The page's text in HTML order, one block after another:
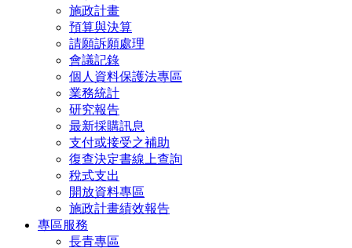
施政計畫
預算與決算
請願訴願處理
會議記錄
個人資料保護法專區
業務統計
研究報告
最新採購訊息
支付或接受之補助
復查決定書線上查詢
稅式支出
開放資料專區
施政計畫績效報告
專區服務
長青專區